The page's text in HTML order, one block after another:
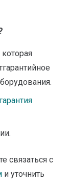
гарантия
связаться с
и уточнить